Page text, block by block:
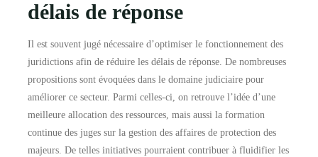
délais de réponse
Il est souvent jugé nécessaire d’optimiser le fonctionnement des
juridictions afin de réduire les délais de réponse. De nombreuses
propositions sont évoquées dans le domaine judiciaire pour
améliorer ce secteur. Parmi celles-ci, on retrouve l’idée d’une
meilleure allocation des ressources, mais aussi la formation
continue des juges sur la gestion des affaires de protection des
majeurs. De telles initiatives pourraient contribuer à fluidifier les